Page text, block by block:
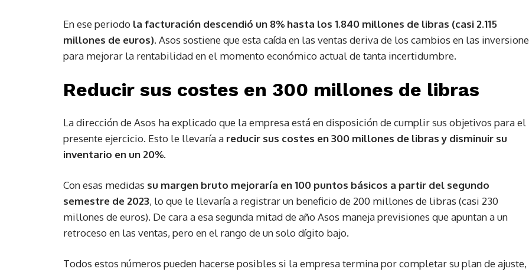
En ese periodo la facturación descendió un 8% hasta los 1.840 millones de libras (casi 2.115
millones de euros). Asos sostiene que esta caída en las ventas deriva de los cambios en las
para mejorar la rentabilidad en el momento económico actual de tanta incertidumbre.
Reducir sus costes en 300 millones de libras
La dirección de Asos ha explicado que la empresa está en disposición de cumplir sus objetivos para el
presente ejercicio. Esto le llevaría a reducir sus costes en 300 millones de libras y disminuir su
inventario en un 20%.
Con esas medidas su margen bruto mejoraría en 100 puntos básicos a partir del segundo
semestre de 2023, lo que le llevaría a registrar un beneficio de 200 millones de libras (casi 230
millones de euros). De cara a esa segunda mitad de año Asos maneja previsiones que apuntan a un
retroceso en las ventas, pero en el rango de un solo dígito bajo.
Todos estos números pueden hacerse posibles si la empresa termina por completar su plan de ajuste,